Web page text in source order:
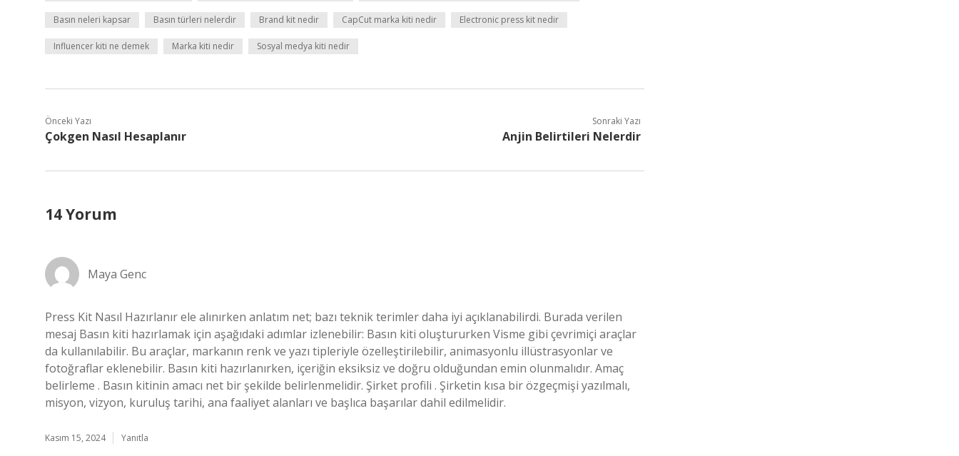
Basın neleri kapsar Basın türleri nelerdir Brand kit nedir CapCut marka kiti nedir Electronic press kit nedir
Influencer kiti ne demek Marka kiti nedir Sosyal medya kiti nedir
Önceki Yazı
Çokgen Nasıl Hesaplanır
Sonraki Yazı
Anjin Belirtileri Nelerdir
14 Yorum
Maya Genc
Press Kit Nasıl Hazırlanır ele alınırken anlatım net; bazı teknik terimler daha iyi açıklanabilirdi. Burada verilen
mesaj Basın kiti hazırlamak için aşağıdaki adımlar izlenebilir: Basın kiti oluştururken Visme gibi çevrimiçi araçlar
da kullanılabilir. Bu araçlar, markanın renk ve yazı tipleriyle özelleştirilebilir, animasyonlu illüstrasyonlar ve
fotoğraflar eklenebilir. Basın kiti hazırlanırken, içeriğin eksiksiz ve doğru olduğundan emin olunmalıdır. Amaç
belirleme . Basın kitinin amacı net bir şekilde belirlenmelidir. Şirket profili . Şirketin kısa bir özgeçmişi yazılmalı,
misyon, vizyon, kuruluş tarihi, ana faaliyet alanları ve başlıca başarılar dahil edilmelidir.
Kasım 15, 2024 Yanıtla